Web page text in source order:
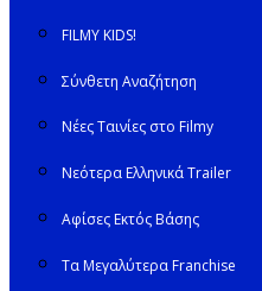
FILMY KIDS!
Σύνθετη Αναζήτηση
Νέες Ταινίες στο Filmy
Νεότερα Ελληνικά Trailer
Αφίσες Εκτός Βάσης
Τα Μεγαλύτερα Franchise